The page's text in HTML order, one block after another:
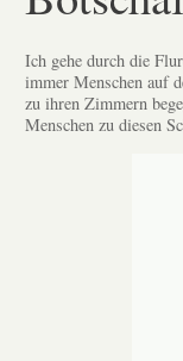
Ich gehe durch die
immer Menschen auf
zu ihren Zimmern
Menschen zu diesen